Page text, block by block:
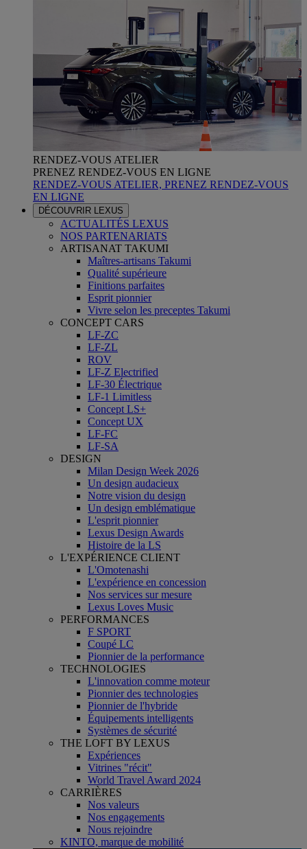
RENDEZ-VOUS ATELIER
PRENEZ RENDEZ-VOUS EN LIGNE
RENDEZ-VOUS ATELIER, PRENEZ RENDEZ-VOUS
EN LIGNE
DÉCOUVRIR LEXUS
ACTUALITÉS LEXUS
NOS PARTENARIATS
ARTISANAT TAKUMI
Maîtres-artisans Takumi
Qualité supérieure
Finitions parfaites
Esprit pionnier
Vivre selon les preceptes Takumi
CONCEPT CARS
LF-ZC
LF-ZL
ROV
LF-Z Electrified
LF-30 Électrique
LF-1 Limitless
Concept LS+
Concept UX
LF-FC
LF-SA
DESIGN
Milan Design Week 2026
Un design audacieux
Notre vision du design
Un design emblématique
L'esprit pionnier
Lexus Design Awards
Histoire de la LS
L'EXPÉRIENCE CLIENT
L'Omotenashi
L'expérience en concession
Nos services sur mesure
Lexus Loves Music
PERFORMANCES
F SPORT
Coupé LC
Pionnier de la performance
TECHNOLOGIES
L'innovation comme moteur
Pionnier des technologies
Pionnier de l'hybride
Équipements intelligents
Systèmes de sécurité
THE LOFT BY LEXUS
Expériences
Vitrines "récit"
World Travel Award 2024
CARRIÈRES
Nos valeurs
Nos engagements
Nous rejoindre
KINTO, marque de mobilité